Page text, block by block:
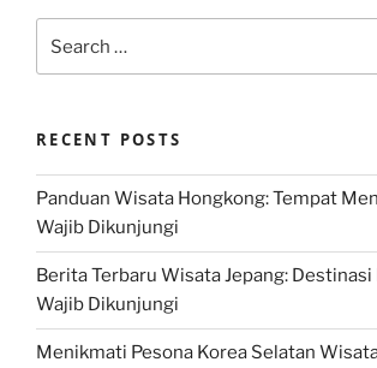
for:
RECENT POSTS
Panduan Wisata Hongkong: Tempat
Wajib Dikunjungi
Berita Terbaru Wisata Jepang:
Wajib Dikunjungi
Menikmati Pesona Korea Selatan